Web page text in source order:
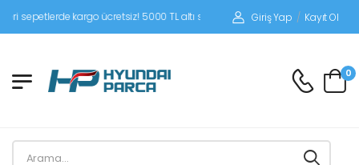
kargo ücretsiz! 5000 TL altı siparişlerinizde siparişleriniz alıcı
Giriş Yap / Kayıt Ol
0